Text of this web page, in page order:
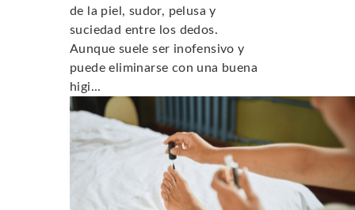
de la piel, sudor, pelusa y
suciedad entre los dedos.
Aunque suele ser inofensivo y
puede eliminarse con una buena
higi...